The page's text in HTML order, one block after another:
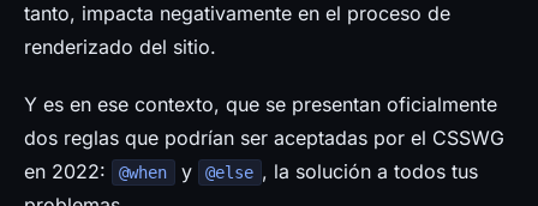
tanto, impacta negativamente en el proceso de
renderizado del sitio.
Y es en ese contexto, que se presentan oficialmente
dos reglas que podrían ser aceptadas por el CSSWG
en 2022:
@when y @else , la solución a todos tus